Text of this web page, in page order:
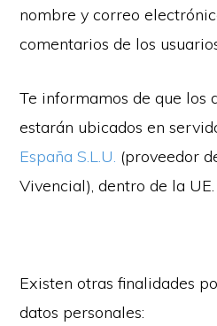
nombre y correo
comentarios de los
Te informamos de que los
estarán ubicados en
España S.L.U. (proveedor
Vivencial), dentro de la UE.
Existen otras finalidades
datos personales: